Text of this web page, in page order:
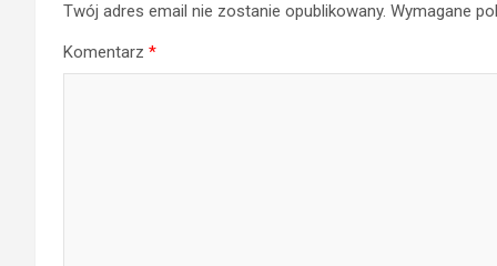
Twój adres email nie zostanie opublikowany. Wymagane
Komentarz *